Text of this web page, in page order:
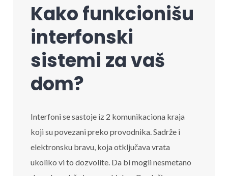
Kako funkcionišu
interfonski
sistemi za vaš
dom?
Interfoni se sastoje iz 2 komunikaciona kraja
koji su povezani preko provodnika. Sadrže i
elektronsku bravu, koja otključava vrata
ukoliko vi to dozvolite. Da bi mogli nesmetano